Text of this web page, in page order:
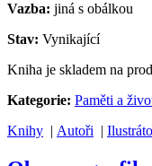
Vazba: jiná s obálkou
Stav: Vynikající
Kniha je skladem na
Kategorie: Paměti a
Knihy | Autoři |